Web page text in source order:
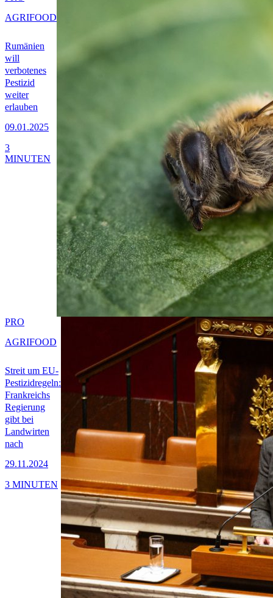
Rumänien
will
verbotenes
Pestizid
weiter
erlauben
09.01.2025
AGRIFOOD
3
MINUTEN
Streit um EU-
Pestizidregeln:
Frankreichs
Regierung
gibt bei
Landwirten
nach
29.11.2024
PRO
AGRIFOOD
3 MINUTEN